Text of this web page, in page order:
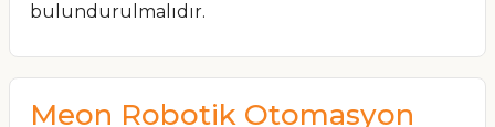
bulundurulmalıdır.
Meon Robotik Otomasyon